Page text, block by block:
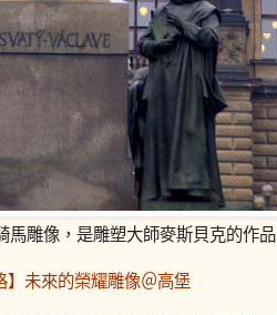
馬雕像，是雕塑大師麥斯貝克的作品
】未來的榮耀雕像＠高堡